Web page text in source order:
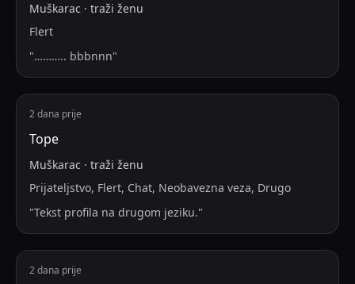
Muškarac · traži ženu
Flert
"……….. bbbnnn"
2 dana prije
Торе
Muškarac · traži ženu
Prijateljstvo, Flert, Chat, Neobavezna veza, Drugo
"Tekst profila na drugom jeziku."
2 dana prije